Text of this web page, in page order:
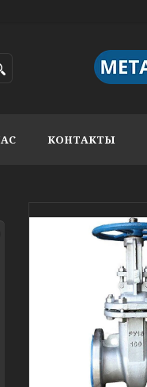
КОНТАКТЫ